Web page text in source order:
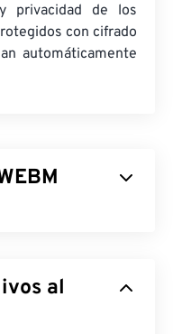
privacidad de los
con cifrado
automáticamente
con HTML5.
de
al